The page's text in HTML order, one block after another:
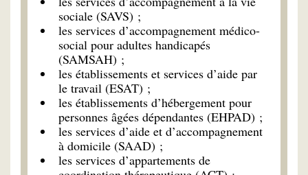
sociale (SAVS) ;
les services d’accompagnement médico-
social pour adultes handicapés
(SAMSAH) ;
les établissements et services d’aide par
le travail (ESAT) ;
les établissements d’hébergement pour
personnes âgées dépendantes (EHPAD) ;
les services d’aide et d’accompagnement
à domicile (SAAD) ;
les services d’appartements de